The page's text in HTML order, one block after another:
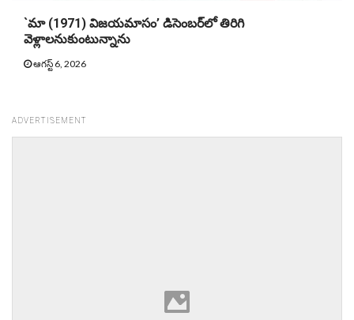
`మా (1971) విజయమాసం’ డిసెంబర్‌లో తిరిగి
వెళ్లాలనుకుంటున్నాను
ఆగస్ట్ 6, 2026
ADVERTISEMENT